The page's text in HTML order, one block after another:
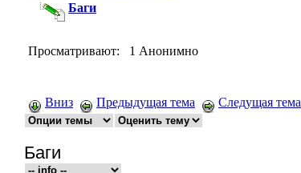
Баги
Просматривают: 1 Анонимно
Вниз Предыдущая тема Следущая тема
Баги